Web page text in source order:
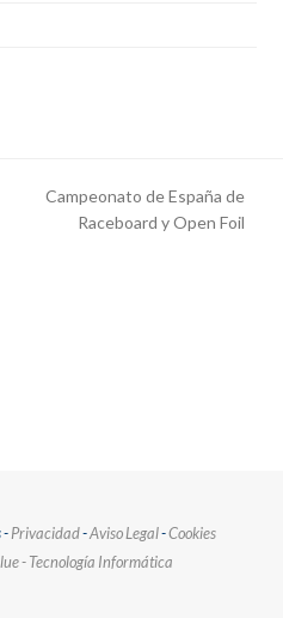
Campeonato de España de
Raceboard y Open Foil
-Privacidad-Aviso Legal-Cookies
- Tecnología Informática